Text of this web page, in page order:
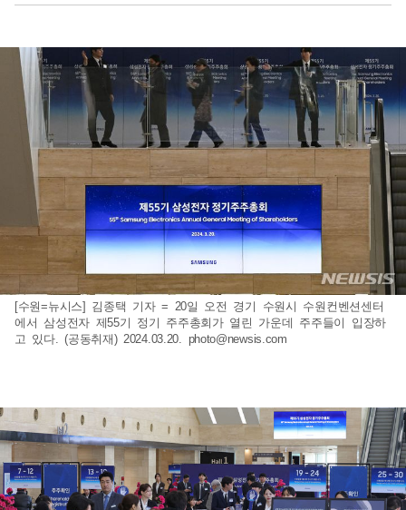
[수원=뉴시스] 김종택 기자 = 20일 오전 경기 수원시 수원컨벤션센터
에서 삼성전자 제55기 정기 주주총회가 열린 가운데 주주들이 입장하
고 있다. (공동취재) 2024.03.20. photo@newsis.com